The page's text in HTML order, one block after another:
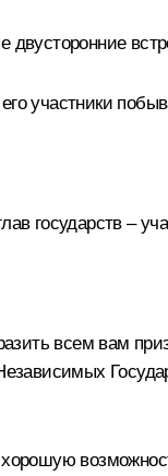
участники
государств –
всем вам